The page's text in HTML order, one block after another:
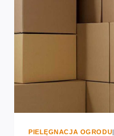
PIELĘGNACJA OGRODU|